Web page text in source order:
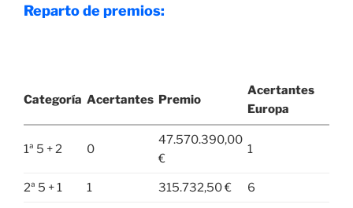
Reparto de premios:
Categoría Acertantes Premio
Acertantes
Europa
1ª 5 + 2 0
47.570.390,00
€
1
2ª 5 + 1 1 315.732,50 € 6